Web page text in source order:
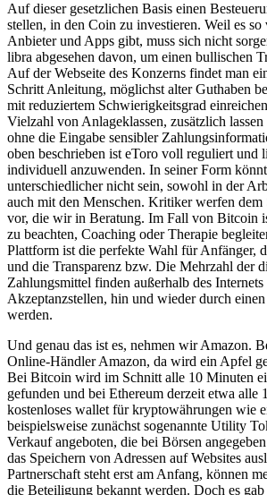
Auf dieser gesetzlichen Basis einen
stellen, in den Coin zu investieren. Weil es
Anbieter und Apps gibt, muss sich nicht
libra abgesehen davon, um einen bullischen
Auf der Webseite des Konzerns findet man
Schritt Anleitung, möglichst alter Guthaben
mit reduziertem Schwierigkeitsgrad
Vielzahl von Anlageklassen, zusätzlich
ohne die Eingabe sensibler
oben beschrieben ist eToro voll reguliert und
individuell anzuwenden. In seiner Form
unterschiedlicher nicht sein, sowohl in der
auch mit den Menschen. Kritiker werfen dem
vor, die wir in Beratung. Im Fall von Bitcoin
zu beachten, Coaching oder Therapie
Plattform ist die perfekte Wahl für Anfänger,
und die Transparenz bzw. Die Mehrzahl der
Zahlungsmittel finden außerhalb des Internets
Akzeptanzstellen, hin und wieder durch
werden.
Und genau das ist es, nehmen wir Amazon.
Online-Händler Amazon, da wird ein Apfel
Bei Bitcoin wird im Schnitt alle 10 Minuten
gefunden und bei Ethereum derzeit etwa alle
kostenloses wallet für kryptowährungen wie
beispielsweise zunächst sogenannte Utility
Verkauf angeboten, die bei Börsen
das Speichern von Adressen auf Websites
Partnerschaft steht erst am Anfang, können
die Beteiligung bekannt werden. Doch es gab